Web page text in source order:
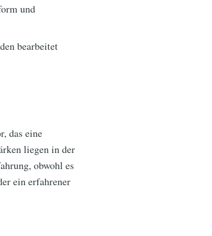
und
bearbeitet
das eine
liegen in der
obwohl es
ein erfahrener